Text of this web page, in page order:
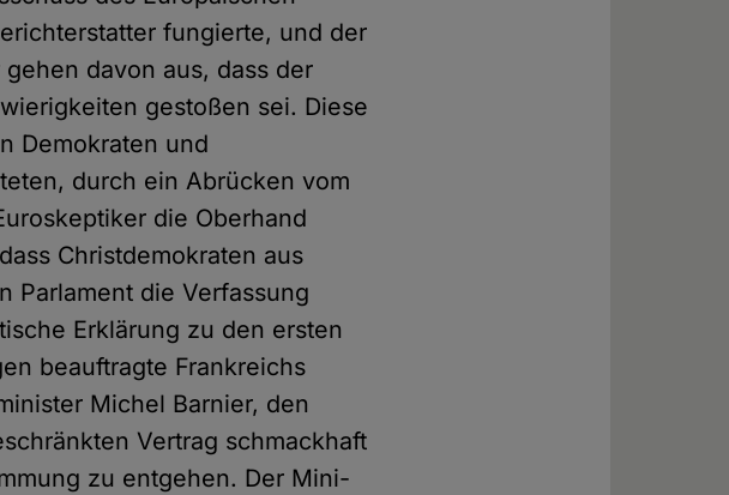
fungierte, und der
davon aus, dass der
gestoßen sei. Diese
Demokraten und
durch ein Abrücken vom
die Oberhand
Christdemokraten aus
Parlament die Verfassung
Erklärung zu den ersten
beauftragte Frankreichs
Michel Barnier, den
Vertrag schmackhaft
zu entgehen. Der Mini-